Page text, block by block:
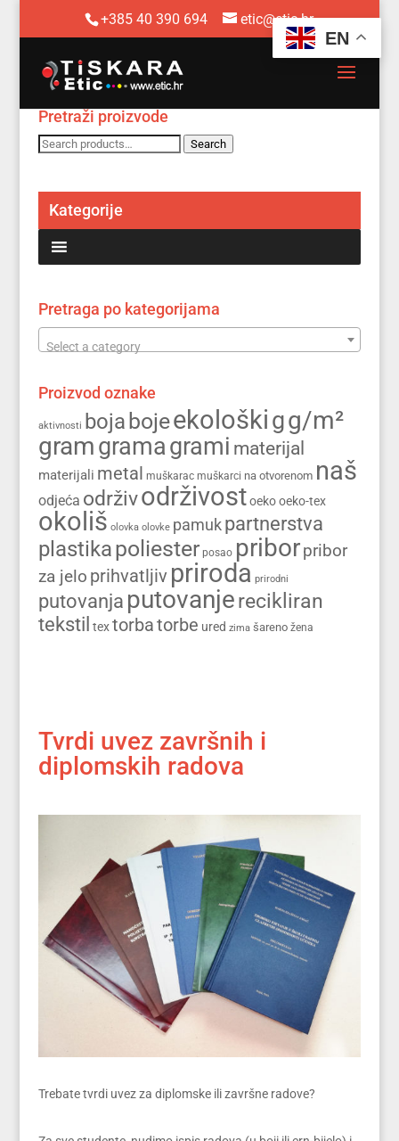
+385 40 390 694 etic@etic.hr
Pretraži proizvode
Search
Search
Kategorije
Pretraga po kategorijama
Select a category
Proizvod oznake
aktivnosti boja bojeekološkigg/m²
gramgramagrami materijal
materijali metal muškarac muškarci na otvorenom naš
odjeća održivodrživost oeko oeko-tex
okoliš olovka olovke pamuk partnerstva
plastikapoliester posao priborpribor
za jelo prihvatljiv priroda prirodni
putovanja putovanjerecikliran
tekstil tex torbatorbe ured zima šareno žena
Tvrdi uvez završnih i
diplomskih radova
Trebate tvrdi uvez za diplomske ili završne radove?
EN